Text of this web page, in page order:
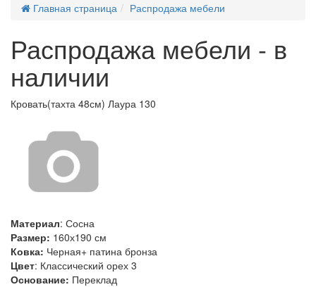
Главная страница
Распродажа мебели
Распродажа мебели - в
наличии
Кровать(тахта 48см) Лаура 130
Материал: Сосна
Размер: 160х190 см
Ковка: Черная+ патина бронза
Цвет: Классический орех 3
Основание: Переклад